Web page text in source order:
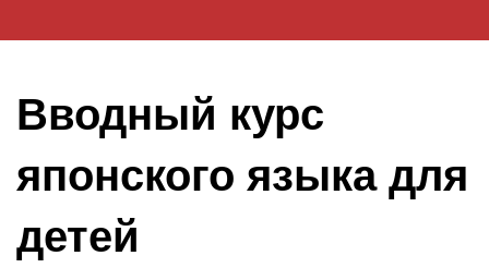
Вводный курс
японского языка для
детей